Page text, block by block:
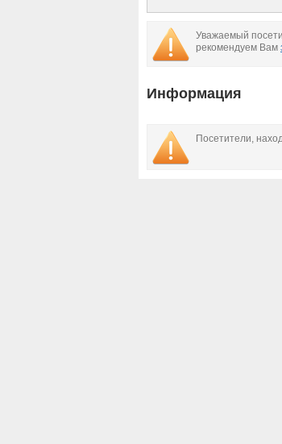
Уважаемый
рекомендуем Вам
Информация
Посетители,